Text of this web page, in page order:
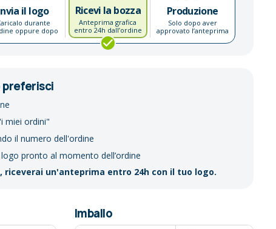
il logo
durante
oppure dopo
Ricevi la bozza
Anteprima grafica
entro 24h dall’ordine
Produzione
Solo dopo aver
approvato l’anteprima
preferisci
miei ordini"
il numero dell'ordine
pronto al momento dell’ordine
riceverai un'anteprima entro 24h con il tuo logo.
Imballo